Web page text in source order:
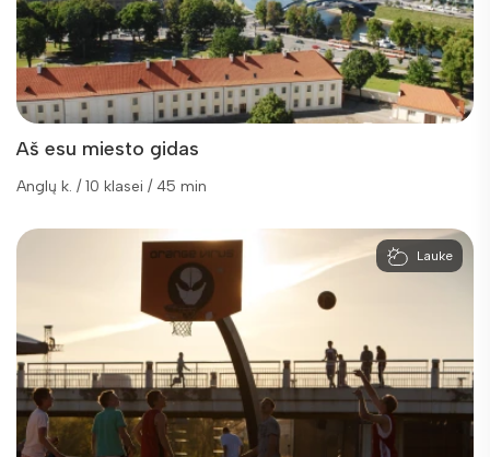
Aš esu miesto gidas
Anglų k. / 10 klasei / 45 min
Lauke